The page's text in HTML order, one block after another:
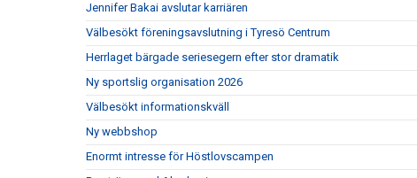
Jennifer Bakai avslutar karriären
Välbesökt föreningsavslutning i Tyresö Centrum
Herrlaget bärgade seriesegern efter stor dramatik
Ny sportslig organisation 2026
Välbesökt informationskväll
Ny webbshop
Enormt intresse för Höstlovscampen